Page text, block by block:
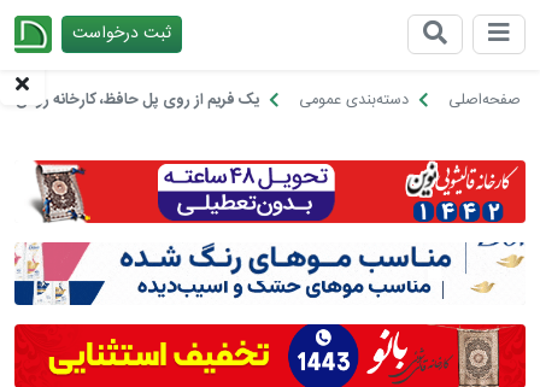
ثبت درخواست
صفحه‌اصلی دسته‌بندی عمومی یک فریم از روی پل حافظ، کارخانه روغن